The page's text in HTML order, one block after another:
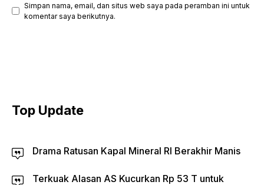
Simpan nama, email, dan situs web saya pada peramban ini untuk
komentar saya berikutnya.
Top Update
Drama Ratusan Kapal Mineral RI Berakhir Manis
Terkuak Alasan AS Kucurkan Rp 53 T untuk